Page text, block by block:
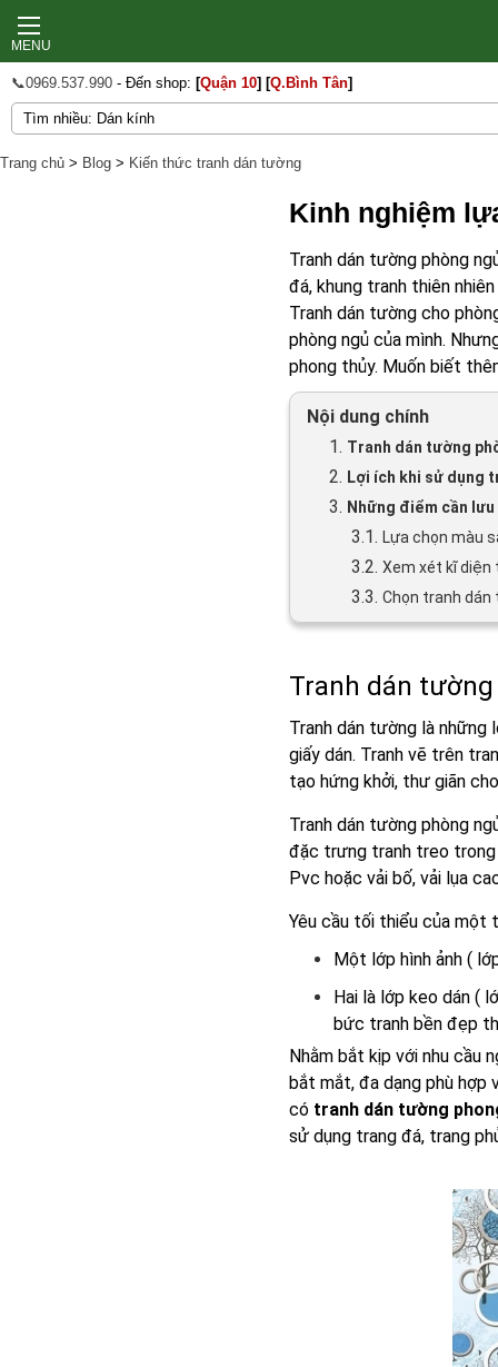
MENU
📞0969.537.990 - Đến shop: [Quận 10] [Q.Bình Tân]
Trang chủ > Blog > Kiến thức tranh dán tường
Kinh nghiệm
Tranh dán tường phòng
đá, khung tranh thiên
Tranh dán tường cho
phòng ngủ của mình.
phong thủy. Muốn biết
Nội dung chính
1. Tranh dán tường
2. Lợi ích khi sử dụng
3. Những điểm cần
3.1. Lựa chọn màu
3.2. Xem xét kĩ
3.3. Chọn tranh
Tranh dán
Tranh dán tường là
giấy dán. Tranh vẽ trên
tạo hứng khởi, thư giãn
Tranh dán tường phòng
đặc trưng tranh treo trong
Pvc hoặc vải bố, vải lụa
Yêu cầu tối thiểu của một
Một lớp hình ảnh (
Hai là lớp keo dán (
bức tranh bền đẹp
Nhằm bắt kịp với nhu cầu
bắt mắt, đa dạng phù hợp
có tranh dán tường
sử dụng trang đá, trang